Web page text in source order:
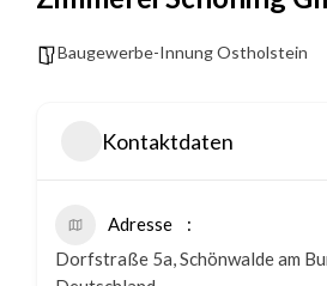
Baugewerbe-Innung Ostholstein
Kontaktdaten
Adresse
Dorfstraße 5a, Schönwalde am